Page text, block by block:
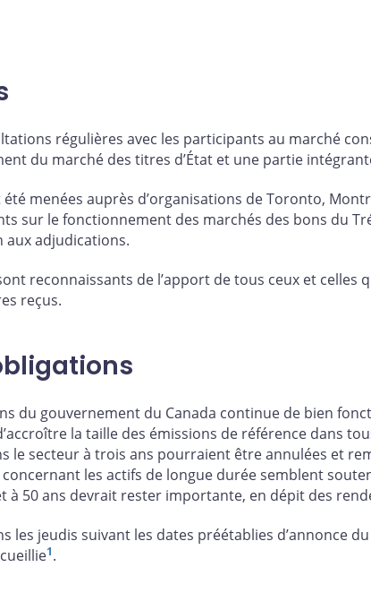
régulières avec les participants au marché
du marché des titres d’État et une partie
menées auprès d’organisations de Toronto,
sur le fonctionnement des marchés des bons du
aux adjudications.
reconnaissants de l’apport de tous ceux et
reçus.
du gouvernement du Canada continue de bien
la taille des émissions de référence dans
le secteur à trois ans pourraient être annulées et
les actifs de longue durée semblent
à 50 ans devrait rester importante, en dépit des
les jeudis suivant les dates préétablies d’annonce
1.